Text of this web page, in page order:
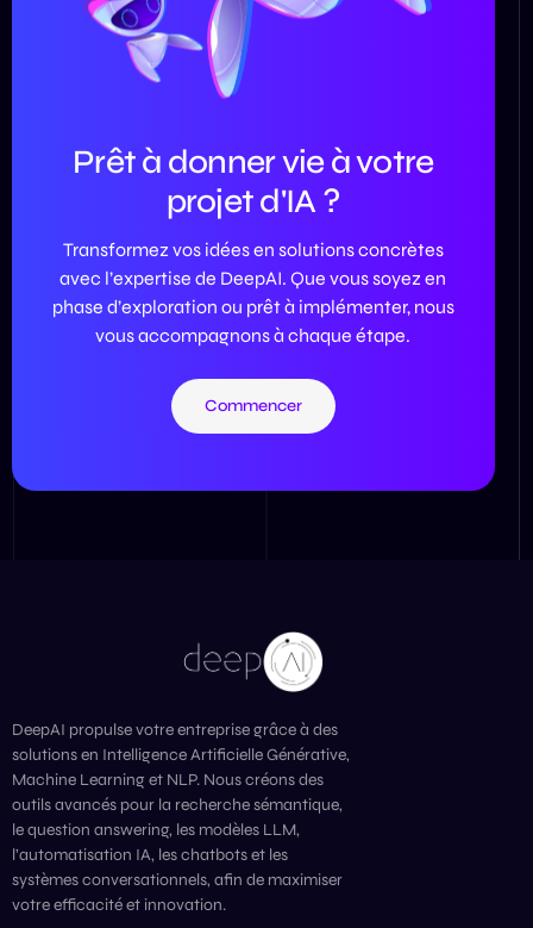
Prêt à donner vie à votre
projet d'IA ?
Transformez vos idées en solutions concrètes
avec l’expertise de DeepAI. Que vous soyez en
phase d’exploration ou prêt à implémenter, nous
vous accompagnons à chaque étape.
Commencer
DeepAI propulse votre entreprise grâce à des
solutions en Intelligence Artificielle Générative,
Machine Learning et NLP. Nous créons des
outils avancés pour la recherche sémantique,
le question answering, les modèles LLM,
l’automatisation IA, les chatbots et les
systèmes conversationnels, afin de maximiser
votre efficacité et innovation.